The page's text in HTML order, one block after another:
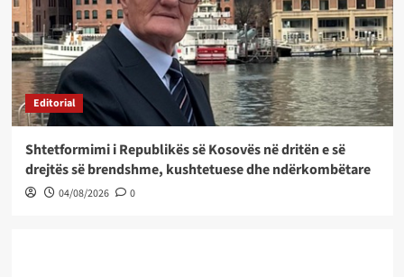
Editorial
Shtetformimi i Republikës së Kosovës në dritën e së
drejtës së brendshme, kushtetuese dhe ndërkombëtare
04/08/2026 0